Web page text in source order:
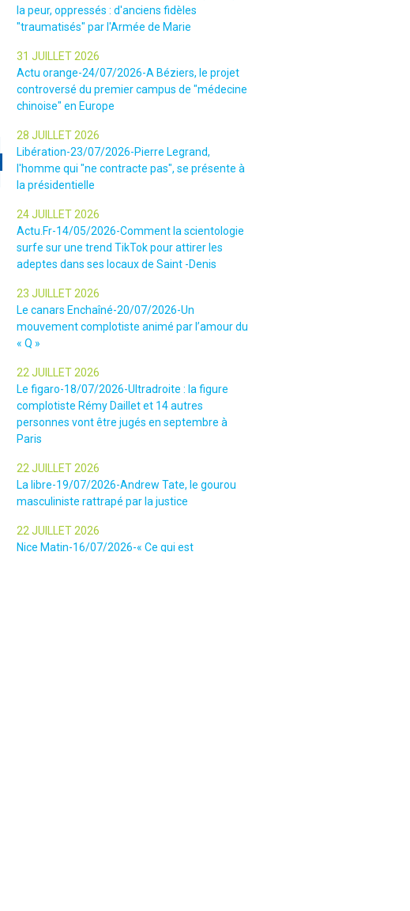
la peur, oppressés : d'anciens fidèles
"traumatisés" par l'Armée de Marie
31 JUILLET 2026
Actu orange-24/07/2026-A Béziers, le projet
controversé du premier campus de "médecine
chinoise" en Europe
28 JUILLET 2026
Libération-23/07/2026-Pierre Legrand,
l'homme qui "ne contracte pas", se présente à
la présidentielle
24 JUILLET 2026
Actu.Fr-14/05/2026-Comment la scientologie
surfe sur une trend TikTok pour attirer les
adeptes dans ses locaux de Saint -Denis
23 JUILLET 2026
Le canars Enchaîné-20/07/2026-Un
mouvement complotiste animé par l’amour du
« Q »
22 JUILLET 2026
Le figaro-18/07/2026-Ultradroite : la figure
complotiste Rémy Daillet et 14 autres
personnes vont être jugés en septembre à
Paris
22 JUILLET 2026
La libre-19/07/2026-Andrew Tate, le gourou
masculiniste rattrapé par la justice
22 JUILLET 2026
Nice Matin-16/07/2026-« Ce qui est